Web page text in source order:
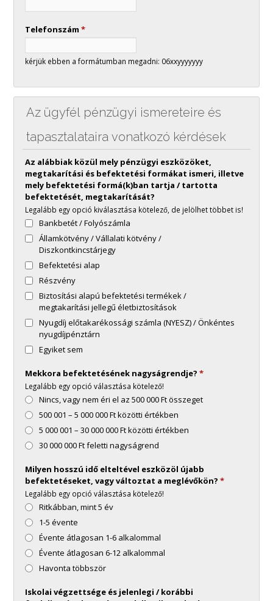
Telefonszám *
kérjük ebben a formátumban megadni: 06xxyyyyyyy
Az ügyfél pénzügyi ismereteire és
tapasztalataira vonatkozó kérdések
Az alábbiak közül mely pénzügyi eszközöket,
megtakarítási és befektetési formákat ismeri, illetve
mely befektetési formá(k)ban tartja / tartotta
befektetését, megtakarítását?
Legalább egy opció kiválasztása kötelező, de jelölhet többet is!
Bankbetét / Folyószámla
Államkötvény / Vállalati kötvény /
Diszkontkincstárjegy
Befektetési alap
Részvény
Biztosítási alapú befektetési termékek /
megtakarítási jellegű életbiztosítások
Nyugdíj előtakarékossági számla (NYESZ) / Önkéntes
nyugdíjpénztárn
Egyiket sem
Mekkora befektetésének nagyságrendje? *
Legalább egy opció választása kötelező!
Nincs, vagy nem éri el az 500 000 Ft összeget
500 001 – 5 000 000 Ft közötti értékben
5 000 001 – 30 000 000 Ft közötti értékben
30 000 000 Ft feletti nagyságrend
Milyen hosszú idő elteltével eszközöl újabb
befektetéseket, vagy változtat a meglévőkön? *
Legalább egy opció választása kötelező!
Ritkábban, mint 5 év
1-5 évente
Évente átlagosan 1-6 alkalommal
Évente átlagosan 6-12 alkalommal
Havonta többször
Iskolai végzettsége és jelenlegi / korábbi